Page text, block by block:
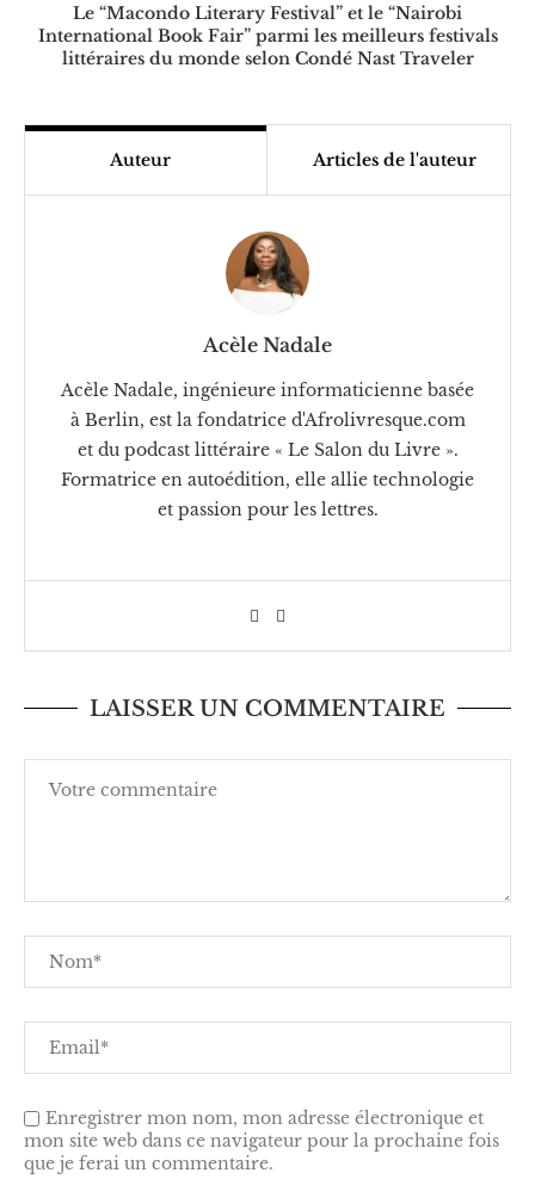
Le “Macondo Literary Festival” et le “Nairobi
International Book Fair” parmi les meilleurs festivals
littéraires du monde selon Condé Nast Traveler
Auteur Articles de l'auteur
Acèle Nadale
Acèle Nadale, ingénieure informaticienne basée
à Berlin, est la fondatrice d'Afrolivresque.com
et du podcast littéraire « Le Salon du Livre ».
Formatrice en autoédition, elle allie technologie
et passion pour les lettres.
LAISSER UN COMMENTAIRE
Enregistrer mon nom, mon adresse électronique et
mon site web dans ce navigateur pour la prochaine fois
que je ferai un commentaire.